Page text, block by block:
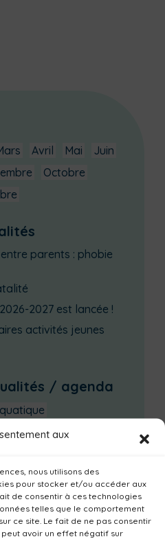
aux
nous utilisons des
pour stocker et/ou accéder aux
de consentir à ces technologies
telles que le comportement
ce site. Le fait de ne pas consentir
avoir un effet négatif sur
Avril Mai
Juin
Octobre
parents : phobie
2027 est lancée !
activités jeunes
/ agenda
Petite enfance
Jeunesse
Sport
Consommer local
Réemploi